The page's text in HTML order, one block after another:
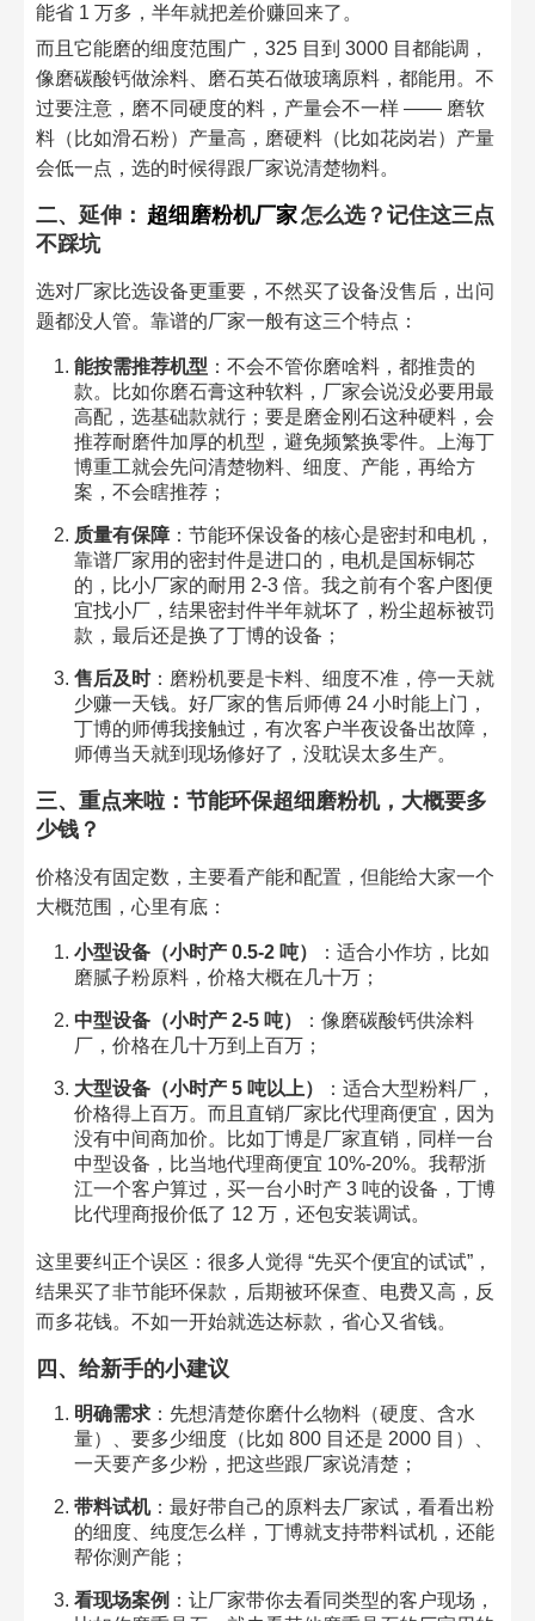
能省 1 万多，半年就把差价赚回来了。
而且它能磨的细度范围广，325 目到 3000 目都能调，
像磨碳酸钙做涂料、磨石英石做玻璃原料，都能用。不
过要注意，磨不同硬度的料，产量会不一样 —— 磨软
料（比如滑石粉）产量高，磨硬料（比如花岗岩）产量
会低一点，选的时候得跟厂家说清楚物料。
二、延伸： 超细磨粉机厂家怎么选？记住这三点
不踩坑
选对厂家比选设备更重要，不然买了设备没售后，出问
题都没人管。靠谱的厂家一般有这三个特点：
能按需推荐机型 ：不会不管你磨啥料，都推贵的
款。比如你磨石膏这种软料，厂家会说没必要用最
高配，选基础款就行；要是磨金刚石这种硬料，会
推荐耐磨件加厚的机型，避免频繁换零件。上海丁
博重工就会先问清楚物料、细度、产能，再给方
案，不会瞎推荐；
质量有保障：节能环保设备的核心是密封和电机，
靠谱厂家用的密封件是进口的，电机是国标铜芯
的，比小厂家的耐用 2-3 倍。我之前有个客户图便
宜找小厂，结果密封件半年就坏了，粉尘超标被罚
款，最后还是换了丁博的设备；
售后及时：磨粉机要是卡料、细度不准，停一天就
少赚一天钱。好厂家的售后师傅 24 小时能上门，
丁博的师傅我接触过，有次客户半夜设备出故障，
师傅当天就到现场修好了，没耽误太多生产。
三、重点来啦：节能环保超细磨粉机，大概要多
少钱？
价格没有固定数，主要看产能和配置，但能给大家一个
大概范围，心里有底：
小型设备（小时产 0.5-2 吨）
：适合小作坊，比如
磨腻子粉原料，价格大概在几十万；
中型设备（小时产 2-5 吨）
：像磨碳酸钙供涂料
厂，价格在几十万到上百万；
大型设备（小时产 5 吨以上）
：适合大型粉料厂，
价格得上百万。而且直销厂家比代理商便宜，因为
没有中间商加价。比如丁博是厂家直销，同样一台
中型设备，比当地代理商便宜 10%-20%。我帮浙
江一个客户算过，买一台小时产 3 吨的设备，丁博
比代理商报价低了 12 万，还包安装调试。
这里要纠正个误区：很多人觉得 “先买个便宜的试试”，
结果买了非节能环保款，后期被环保查、电费又高，反
而多花钱。不如一开始就选达标款，省心又省钱。
四、给新手的小建议
明确需求：先想清楚你磨什么物料（硬度、含水
量）、要多少细度（比如 800 目还是 2000 目）、
一天要产多少粉，把这些跟厂家说清楚；
带料试机：最好带自己的原料去厂家试，看看出粉
的细度、纯度怎么样，丁博就支持带料试机，还能
帮你测产能；
看现场案例 ：让厂家带你去看同类型的客户现场，